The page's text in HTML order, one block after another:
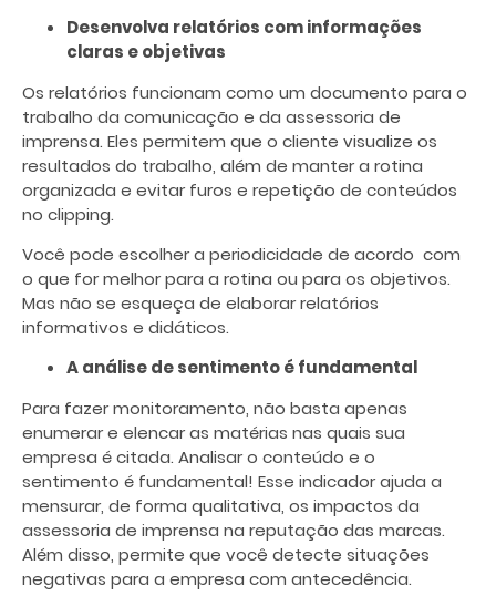
Desenvolva relatórios com informações
claras e objetivas
Os relatórios funcionam como um documento para o
trabalho da comunicação e da assessoria de
imprensa. Eles permitem que o cliente visualize os
resultados do trabalho, além de manter a rotina
organizada e evitar furos e repetição de conteúdos
no clipping.
Você pode escolher a periodicidade de acordo com
o que for melhor para a rotina ou para os objetivos.
Mas não se esqueça de elaborar relatórios
informativos e didáticos.
A análise de sentimento é fundamental
Para fazer monitoramento, não basta apenas
enumerar e elencar as matérias nas quais sua
empresa é citada. Analisar o conteúdo e o
sentimento é fundamental! Esse indicador ajuda a
mensurar, de forma qualitativa, os impactos da
assessoria de imprensa na reputação das marcas.
Além disso, permite que você detecte situações
negativas para a empresa com antecedência.